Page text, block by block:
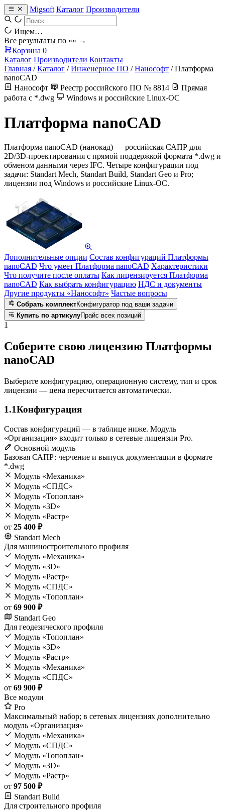
Migsoft Каталог Производители
Ищем…
Все результаты по «» →
Корзина 0
Каталог Производители Контакты
Главная / Каталог / Инженерное ПО / Нанософт / Платформа
nanoCAD
Нанософт
Реестр российского ПО № 8814
Прямая
работа с *.dwg
Windows и российские Linux-ОС
Платформа nanoCAD
Платформа nanoCAD (нанокад) — российская САПР для
2D/3D-проектирования с прямой поддержкой формата *.dwg и
обменом данными через IFC. Четыре конфигурации под
задачи: Standart Mech, Standart Build, Standart Geo и Pro;
лицензии под Windows и российские Linux-ОС.
Дополнительные опции Состав конфигураций Платформы
nanoCAD Что умеет Платформа nanoCAD Характеристики
Что получите после оплаты Как лицензируется Платформа
nanoCAD Как выбрать конфигурацию НДС и документы
Другие продукты «Нанософт» Частые вопросы
Собрать комплектКонфигуратор под ваши задачи
Купить по артикулуПрайс всех позиций
1
Соберите свою лицензию Платформы
nanoCAD
Выберите конфигурацию, операционную систему, тип и срок
лицензии — цена пересчитается автоматически.
1.1Конфигурация
Состав конфигураций — в таблице ниже. Модуль
«Организация» входит только в сетевые лицензии Pro.
Основной модуль
Базовая САПР: черчение и выпуск документации в формате
*.dwg
Модуль «Механика»
Модуль «СПДС»
Модуль «Топоплан»
Модуль «3D»
Модуль «Растр»
от 25 400 ₽
Standart Mech
Для машиностроительного профиля
Модуль «Механика»
Модуль «3D»
Модуль «Растр»
Модуль «СПДС»
Модуль «Топоплан»
от 69 900 ₽
Standart Geo
Для геодезического профиля
Модуль «Топоплан»
Модуль «3D»
Модуль «Растр»
Модуль «Механика»
Модуль «СПДС»
от 69 900 ₽
Все модули
Pro
Максимальный набор; в сетевых лицензиях дополнительно
модуль «Организация»
Модуль «Механика»
Модуль «СПДС»
Модуль «Топоплан»
Модуль «3D»
Модуль «Растр»
от 97 500 ₽
Standart Build
Для строительного профиля